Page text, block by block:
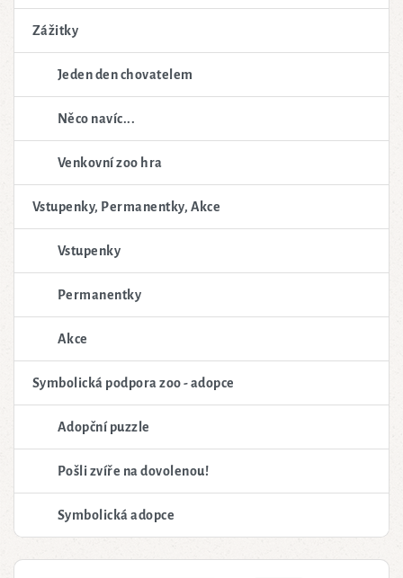
Zážitky
Jeden den chovatelem
Něco navíc...
Venkovní zoo hra
Vstupenky, Permanentky, Akce
Vstupenky
Permanentky
Akce
Symbolická podpora zoo - adopce
Adopční puzzle
Pošli zvíře na dovolenou!
Symbolická adopce